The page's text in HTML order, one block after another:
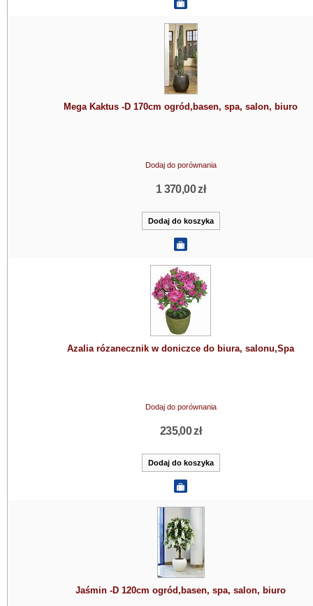
Mega Kaktus -D 170cm ogród,basen, spa, salon, biuro
Dodaj do porównania
1 370,00 zł
Azalia rózanecznik w doniczce do biura, salonu,Spa
Dodaj do porównania
235,00 zł
Jaśmin -D 120cm ogród,basen, spa, salon, biuro